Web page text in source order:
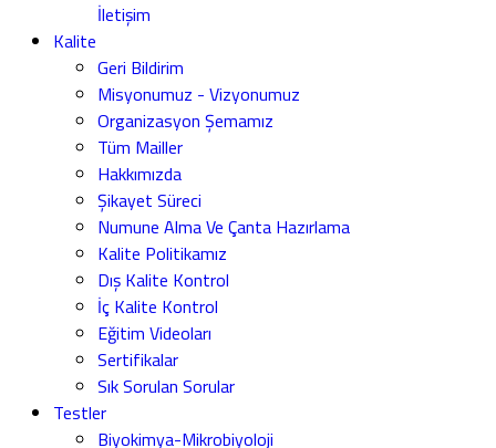
İletişim
Kalite
Geri Bildirim
Misyonumuz - Vizyonumuz
Organizasyon Şemamız
Tüm Mailler
Hakkımızda
Şikayet Süreci
Numune Alma Ve Çanta Hazırlama
Kalite Politikamız
Dış Kalite Kontrol
İç Kalite Kontrol
Eğitim Videoları
Sertifikalar
Sık Sorulan Sorular
Testler
Biyokimya-Mikrobiyoloji